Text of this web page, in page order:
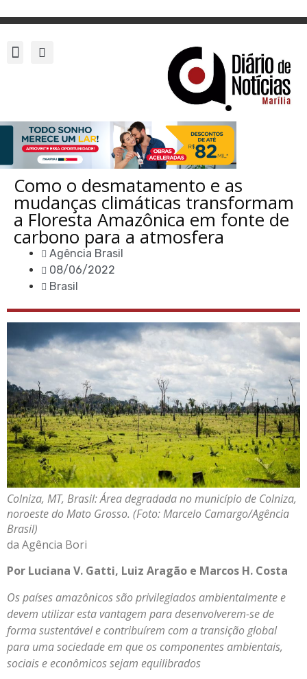
Como o desmatamento e as
mudanças climáticas transformam
a Floresta Amazônica em fonte de
carbono para a atmosfera
Agência Brasil
08/06/2022
Brasil
Colniza, MT, Brasil: Área degradada no município de Colniza,
noroeste do Mato Grosso. (Foto: Marcelo Camargo/Agência
Brasil)
da Agência Bori
Por Luciana V. Gatti, Luiz Aragão e Marcos H. Costa
Os países amazônicos são privilegiados ambientalmente e
devem utilizar esta vantagem para desenvolverem-se de
forma sustentável e contribuírem com a transição global
para uma sociedade em que os componentes ambientais,
sociais e econômicos sejam equilibrados